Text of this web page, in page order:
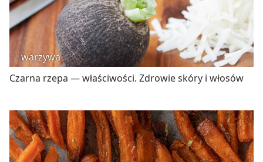
warzywa
Czarna rzepa — właściwości. Zdrowie skóry i włosów